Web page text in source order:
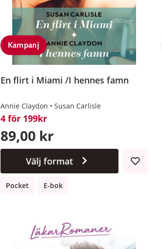
Kampanj
En flirt i Miami /I hennes famn
Annie Claydon Susan Carlisle
4 för 199kr
89,00 kr
Välj format
Pocket E-bok